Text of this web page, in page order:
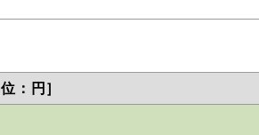
：円］